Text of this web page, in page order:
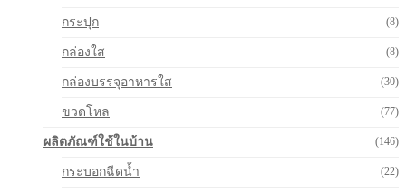
กระปุก (8)
กล่องใส (8)
กล่องบรรจุอาหารใส (30)
ขวดโหล (77)
ผลิตภัณฑ์ใช้ในบ้าน (146)
กระบอกฉีดน้ำ (22)